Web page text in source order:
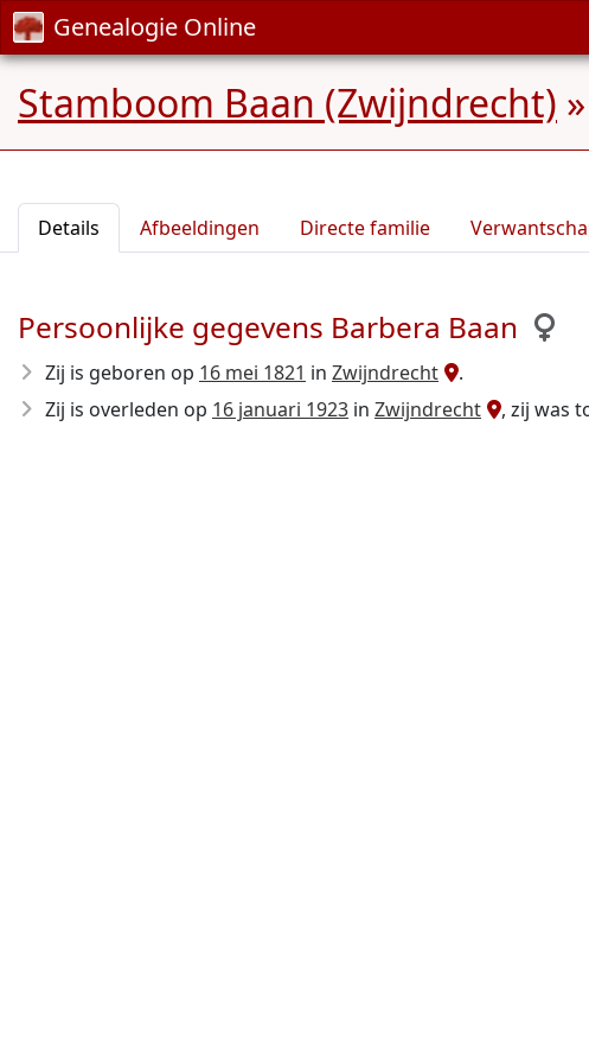
Genealogie Online
Stamboom Baan (Zwijndrecht) »
Details Afbeeldingen Directe familie
Persoonlijke gegevens Barbera Baan
Zij is geboren op 16 mei 1821 in Zwijndrecht
.
Zij is overleden op 16 januari 1923 in Zwijndrecht , zij was